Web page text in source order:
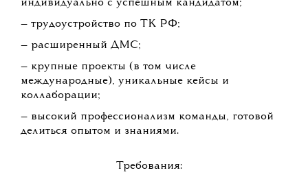
индивидуально с успешным кандидатом;
— трудоустройство по ТК РФ;
— расширенный ДМС;
— крупные проекты (в том числе
международные), уникальные кейсы и
коллаборации;
— высокий профессионализм команды, готовой
делиться опытом и знаниями.
Требования: